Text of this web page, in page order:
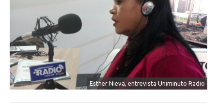
Esther Nieva, entrevista Uniminuto Radio